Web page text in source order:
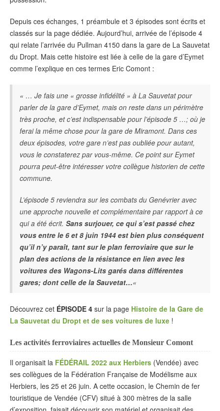
Depuis ces échanges, 1 préambule et 3 épisodes sont écrits et
classés sur la page dédiée. Aujourd’hui, arrivée de l’épisode 4
qui relate l’arrivée du Pullman 4150 dans la gare de La Sauvetat
du Dropt. Mais cette histoire est liée à celle de la gare d’Eymet
comme l’explique en ces termes Eric Comont :
« … Je fais une « grosse infidélité » à La Sauvetat pour
parler de la gare d’Eymet, mais on reste dans un périmètre
très proche, et c’est indispensable pour l’épisode 5 …; où je
ferai la même chose pour la gare de Miramont. Dans ces
deux épisodes, votre gare n’est pas oubliée pour autant,
vous le constaterez par vous-même. Ce point sur Eymet
pourra peut-être intéresser votre collègue historien de cette
commune.
L’épisode 5 reviendra sur les combats du Genévrier avec
une approche nouvelle et complémentaire par rapport à ce
qui a été écrit. Sans surjouer, ce qui s’est passé chez
vous entre le 6 et 8 juin 1944 est bien plus conséquent
qu’il n’y paraît, tant sur le plan ferroviaire que sur le
plan des actions de la résistance en lien avec les
voitures des Wagons-Lits garés dans différentes
gares; dont celle de la Sauvetat…«
Découvrez cet ÉPISODE 4 sur la page Histoire de la Gare de
La Sauvetat du Dropt et de ses voitures de luxe !
Les activités ferroviaires actuelles de Monsieur Comont
Il organisait la FÉDÉRAIL 2022 aux Herbiers (Vendée) avec
ses collègues de la Fédération Française de Modélisme aux
Herbiers, les 25 et 26 juin. A cette occasion, le Chemin de fer
touristique de Vendée (CFV) situé à 300 mètres de la salle